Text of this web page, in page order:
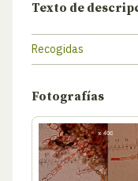
Texto de
Recogidas
Fotografías